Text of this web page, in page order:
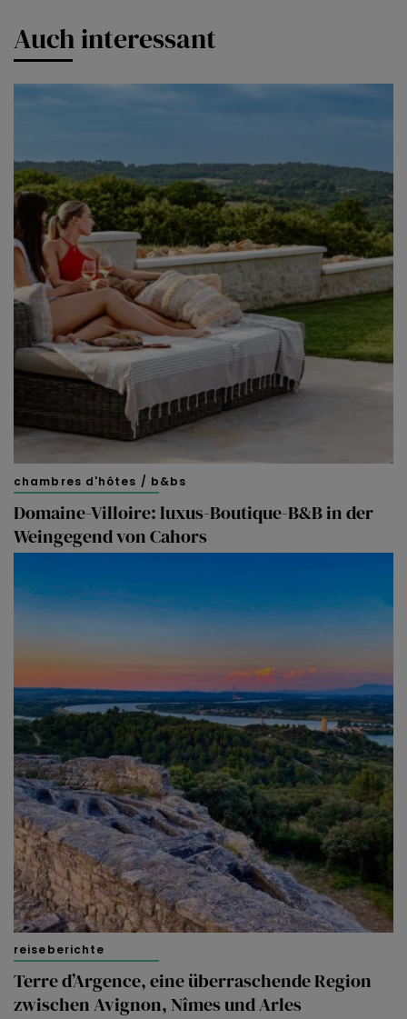
Auch interessant
chambres d'hôtes / b&bs
Domaine-Villoire: luxus-Boutique-B&B in der
Weingegend von Cahors
reiseberichte
Terre d’Argence, eine überraschende Region
zwischen Avignon, Nîmes und Arles